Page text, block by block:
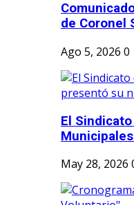
de Coronel
Ago 5, 2026 0
El
May 28, 2026